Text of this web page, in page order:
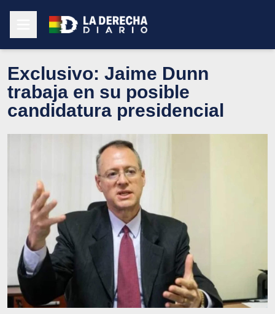
Exclusivo: Jaime Dunn
trabaja en su posible
candidatura presidencial